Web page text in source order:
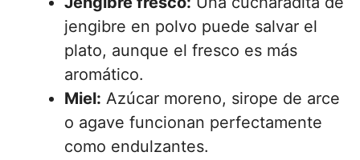
jengibre en polvo puede salvar el
plato, aunque el fresco es más
aromático.
Miel: Azúcar moreno, sirope de arce
o agave funcionan perfectamente
como endulzantes.